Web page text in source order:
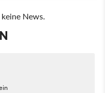
News.